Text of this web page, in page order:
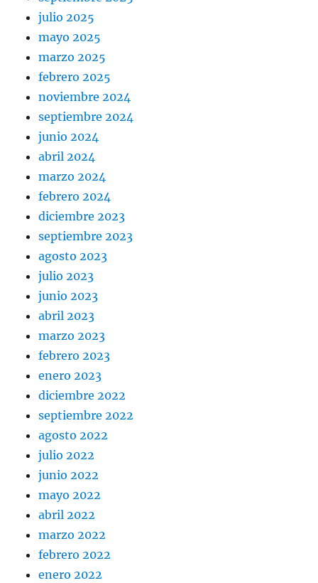
julio 2025
mayo 2025
marzo 2025
febrero 2025
noviembre 2024
septiembre 2024
junio 2024
abril 2024
marzo 2024
febrero 2024
diciembre 2023
septiembre 2023
agosto 2023
julio 2023
junio 2023
abril 2023
marzo 2023
febrero 2023
enero 2023
diciembre 2022
septiembre 2022
agosto 2022
julio 2022
junio 2022
mayo 2022
abril 2022
marzo 2022
febrero 2022
enero 2022